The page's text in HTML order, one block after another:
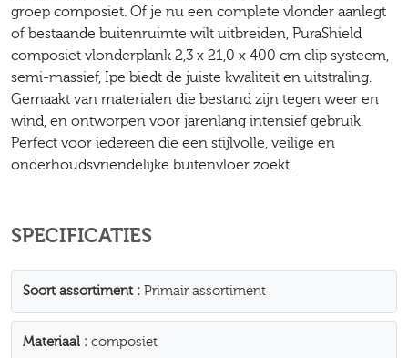
groep composiet. Of je nu een complete vlonder aanlegt
of bestaande buitenruimte wilt uitbreiden, PuraShield
composiet vlonderplank 2,3 x 21,0 x 400 cm clip systeem,
semi-massief, Ipe biedt de juiste kwaliteit en uitstraling.
Gemaakt van materialen die bestand zijn tegen weer en
wind, en ontworpen voor jarenlang intensief gebruik.
Perfect voor iedereen die een stijlvolle, veilige en
onderhoudsvriendelijke buitenvloer zoekt.
SPECIFICATIES
Soort assortiment Primair assortiment
Materiaal composiet